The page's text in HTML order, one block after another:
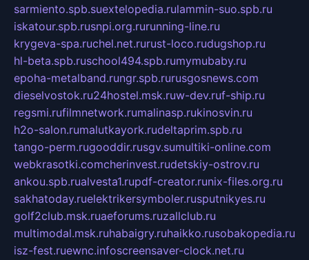
sarmiento.spb.suextelopedia.rulammin-suo.spb.ru
iskatour.spb.rusnpi.org.rurunning-line.ru
krygeva-spa.ruchel.net.rurust-loco.rudugshop.ru
hl-beta.spb.ruschool494.spb.rumymubaby.ru
epoha-metalband.rungr.spb.rurusgosnews.com
dieselvostok.ru24hostel.msk.ruw-dev.ruf-ship.ru
regsmi.rufilmnetwork.rumalinasp.rukinosvin.ru
h2o-salon.rumalutkayork.rudeltaprim.spb.ru
tango-perm.rugooddir.rusgv.sumultiki-online.com
webkrasotki.comcherinvest.rudetskiy-ostrov.ru
ankou.spb.rualvesta1.rupdf-creator.runix-files.org.ru
sakhatoday.ruelektrikersymboler.rusputnikyes.ru
golf2club.msk.ruaeforums.ruzallclub.ru
multimodal.msk.ruhabaigry.ruhaikko.rusobakopedia.ru
isz-fest.ruewnc.infoscreensaver-clock.net.ru